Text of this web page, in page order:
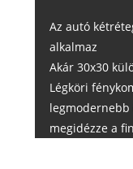
Az autó
alkalmaz
Akár 30x30
Légköri
legmodernebb
megidézze a